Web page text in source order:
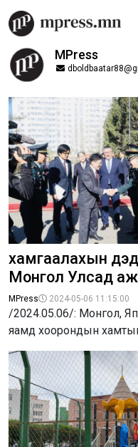
MPress
хамгаалахын
Монгол Улсад
MPress 2024-05-06 11:15:00
/2024.05.06/: Монгол,
яамд хоорондын